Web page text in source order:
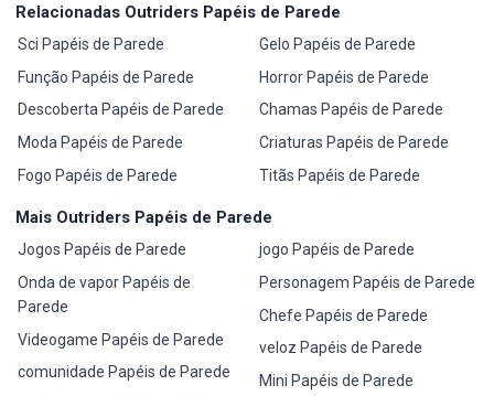
Relacionadas Outriders Papéis de Parede
Sci Papéis de Parede
Função Papéis de Parede
Descoberta Papéis de Parede
Moda Papéis de Parede
Fogo Papéis de Parede
Gelo Papéis de Parede
Horror Papéis de Parede
Chamas Papéis de Parede
Criaturas Papéis de Parede
Titãs Papéis de Parede
Mais Outriders Papéis de Parede
Jogos Papéis de Parede
Onda de vapor Papéis de
Parede
Videogame Papéis de Parede
comunidade Papéis de Parede
jogo Papéis de Parede
Personagem Papéis de Parede
Chefe Papéis de Parede
veloz Papéis de Parede
Mini Papéis de Parede